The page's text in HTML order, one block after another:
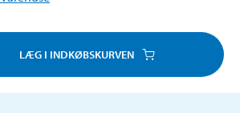
LÆG I INDKØBSKURVEN